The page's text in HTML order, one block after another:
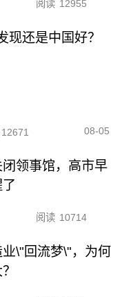
阅读 12955
现还是中国好？
12671 08-05
领事馆，高市早
阅读 10714
\"回流梦\"，为何